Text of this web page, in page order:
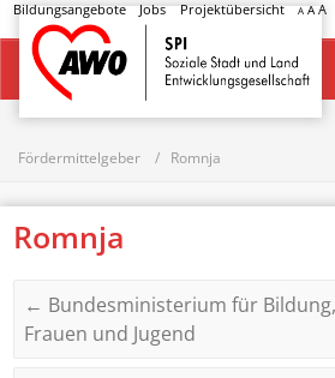
Bildungsangebote Jobs Projektübersicht A AA
Startseite
Fördermittelgeber Romnja
Romnja
← Bundesministerium für
Frauen und Jugend